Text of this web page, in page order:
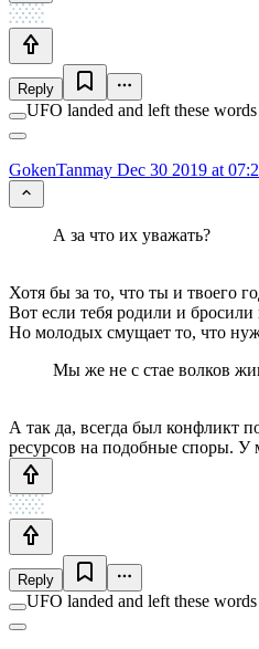
Reply
UFO landed and left these words
GokenTanmay Dec 30 2019 at
А за что их уважать?
Хотя бы за то, что ты и твоего
Вот если тебя родили и
Но молодых смущает то, что
Мы же не с стае волков
А так да, всегда был конфликт
ресурсов на подобные споры. У
Reply
UFO landed and left these words